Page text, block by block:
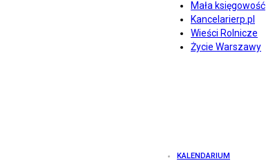
Mała księgowość
Kancelarierp.pl
Wieści Rolnicze
Życie Warszawy
KALENDARIUM